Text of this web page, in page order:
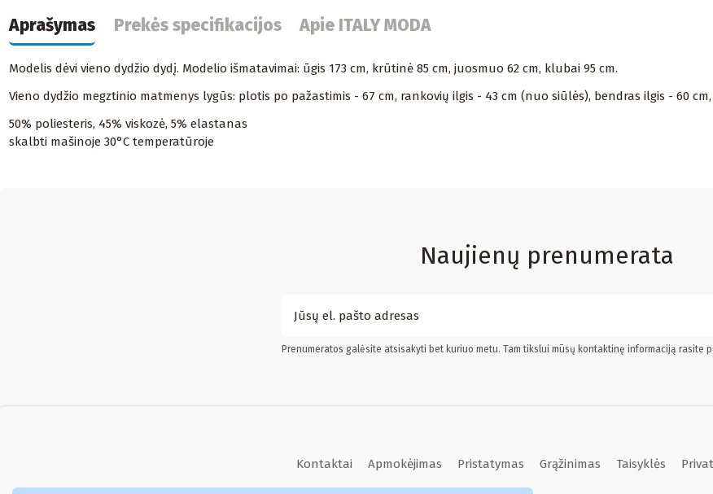
Aprašymas Prekės specifikacijos Apie ITALY MODA
Modelis dėvi vieno dydžio dydį. Modelio išmatavimai: ūgis 173 cm, krūtinė 85 cm, juosmuo 62 cm, klubai 95 cm.
Vieno dydžio megztinio matmenys lygūs: plotis po pažastimis - 67 cm, rankovių ilgis - 43 cm (nuo siūlės), bendras ilgis - 60
50% poliesteris, 45% viskozė, 5% elastanas
skalbti mašinoje 30°C temperatūroje
Naujienų prenumerata
Prenumeratos galėsite atsisakyti bet kuriuo metu. Tam tikslui mūsų kontaktinę informaciją rasite
Kontaktai Apmokėjimas Pristatymas Grąžinimas Taisyklės